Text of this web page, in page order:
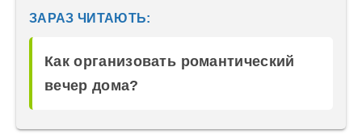
ЗАРАЗ ЧИТАЮТЬ:
Как организовать романтический
вечер дома?